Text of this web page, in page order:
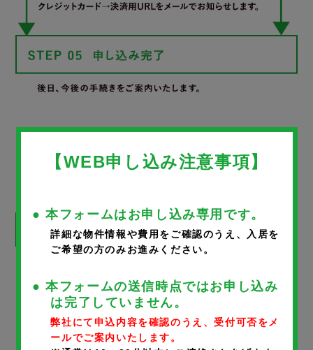
WEB申し込みフォーム
物件名
ハウス・シンエー
【WEB申し込み注意事項】
● 本フォームはお申し込み専用です。
詳細な物件情報や費用をご確認のうえ、入居を
ご希望の方のみお進みください。
● 本フォームの送信時点ではお申し込み
は完了していません。
弊社にて申込内容を確認のうえ、受付可否をメ
ールでご案内いたします。